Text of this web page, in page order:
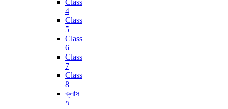
4
Class
5
Class
6
Class
7
Class
8
ক্লাস
৭